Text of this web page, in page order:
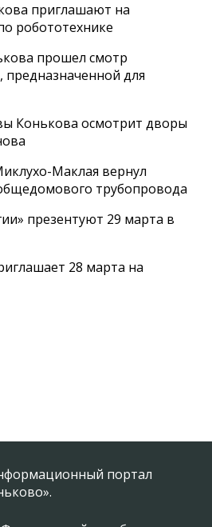
приглашают на
робототехнике
прошел смотр
для
Конькова осмотрит дворы
Маклая вернул
трубопровода
презентуют 29 марта в
28 марта на
портал